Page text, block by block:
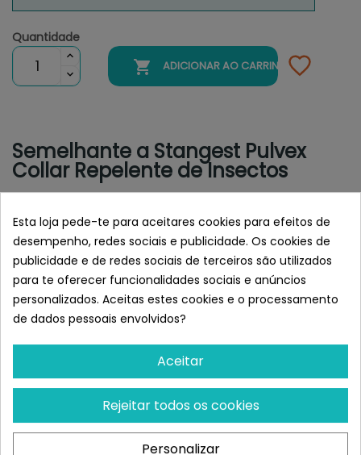
Quantidade
 ADICIONAR AO CARRINHO
Semelhante a Stangest Pulvex
Collar Repelente de Insectos
MSD
Intervet MSD Scalibor 65
VIRBAC
Prevendog Colar
Restam 58 uds
Esta loja pede-te para aceitares cookies para efeitos de
desempenho, redes sociais e publicidade. Os cookies de
publicidade e de redes sociais de terceiros são utilizados
para te oferecer funcionalidades sociais e anúncios
personalizados. Aceitas estes cookies e o processamento
de dados pessoais envolvidos?
Aceitar
Rejeitar todos os cookies
Personalizar